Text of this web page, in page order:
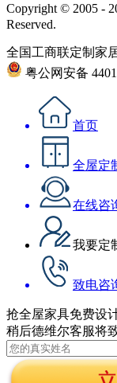
Copyright © 2005 -
Reserved.
全国工商联定制家
粤公网安备
首页
全屋定
在线咨
我要定
致电咨
抢全屋家具免费设
稍后德维尔客服将